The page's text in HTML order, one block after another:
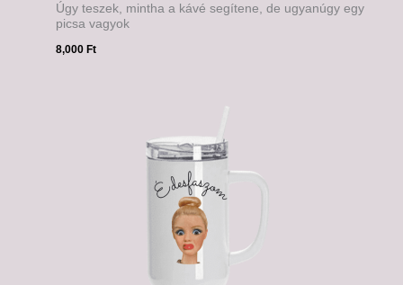
Úgy teszek, mintha a kávé segítene, de ugyanúgy egy
picsa vagyok
8,000Ft